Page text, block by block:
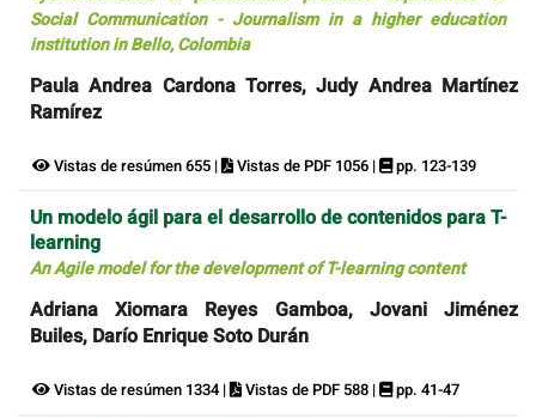
Social Communication - Journalism in a higher education
institution in Bello, Colombia
Paula Andrea Cardona Torres, Judy Andrea Martínez
Ramírez
Vistas de resúmen 655 | Vistas de PDF 1056 | pp. 123-139
Un modelo ágil para el desarrollo de contenidos para T-
learning
An Agile model for the development of T-learning content
Adriana Xiomara Reyes Gamboa, Jovani Jiménez
Builes, Darío Enrique Soto Durán
Vistas de resúmen 1334 | Vistas de PDF 588 | pp. 41-47